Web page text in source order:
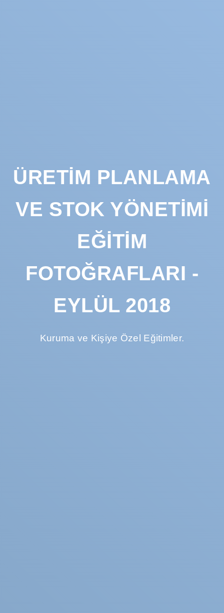
ÜRETIM PLANLAMA
VE STOK YÖNETIMI
EĞITIM
FOTOĞRAFLARI -
EYLÜL 2018
Kuruma ve Kişiye Özel Eğitimler.